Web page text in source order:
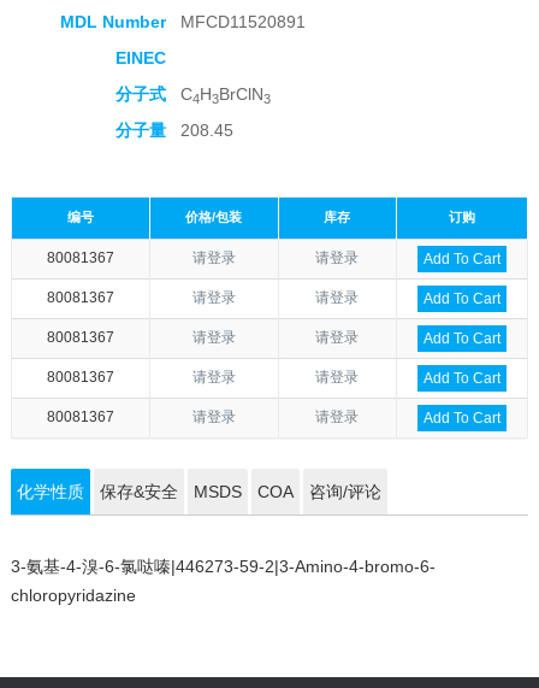
MDL Number
MFCD11520891
EINEC
分子式
C4H3BrClN3
分子量 208.45
编号 价格/包装 库存 订购
80081367 请登录 请登录 Add To Cart
80081367 请登录 请登录 Add To Cart
80081367 请登录 请登录 Add To Cart
80081367 请登录 请登录 Add To Cart
80081367 请登录 请登录 Add To Cart
化学性质 保存&安全 MSDS COA 咨询/评论
3-氨基-4-溴-6-氯哒嗪|446273-59-2|3-Amino-4-bromo-6-
chloropyridazine